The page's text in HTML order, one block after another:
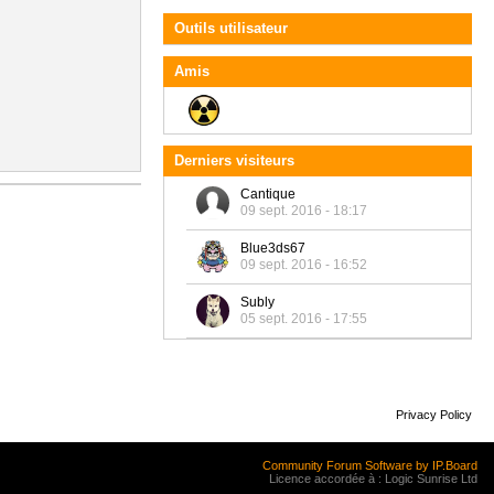
Outils utilisateur
Amis
Derniers visiteurs
Cantique
09 sept. 2016 - 18:17
Blue3ds67
09 sept. 2016 - 16:52
Subly
05 sept. 2016 - 17:55
Privacy Policy
Community Forum Software by IP.Board
Licence accordée à : Logic Sunrise Ltd